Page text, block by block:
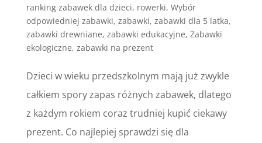
ranking zabawek dla dzieci, rowerki, Wybór
odpowiedniej zabawki, zabawki, zabawki dla 5 latka,
zabawki drewniane, zabawki edukacyjne, Zabawki
ekologiczne, zabawki na prezent
Dzieci w wieku przedszkolnym mają już zwykle
całkiem spory zapas różnych zabawek, dlatego
z każdym rokiem coraz trudniej kupić ciekawy
prezent. Co najlepiej sprawdzi się dla